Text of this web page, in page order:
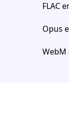
FLAC
Opus
WebM